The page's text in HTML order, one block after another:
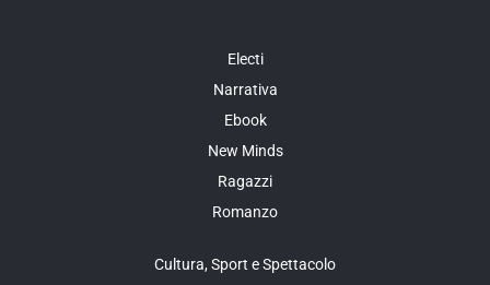
Electi
Narrativa
Ebook
New Minds
Ragazzi
Romanzo
Cultura, Sport e Spettacolo